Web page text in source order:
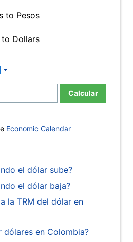
to Pesos
Dollars
Calcular
Economic Calendar
el dólar sube?
el dólar baja?
la TRM del dólar en
dólares en Colombia?